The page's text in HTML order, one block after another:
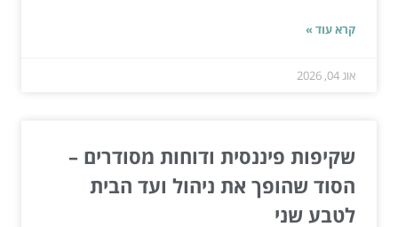
קרא עוד »
אוג 04, 2026
שקיפות פיננסית ודוחות מסודרים –
הסוד שהופך את ניהול ועד הבית
לטבע שני